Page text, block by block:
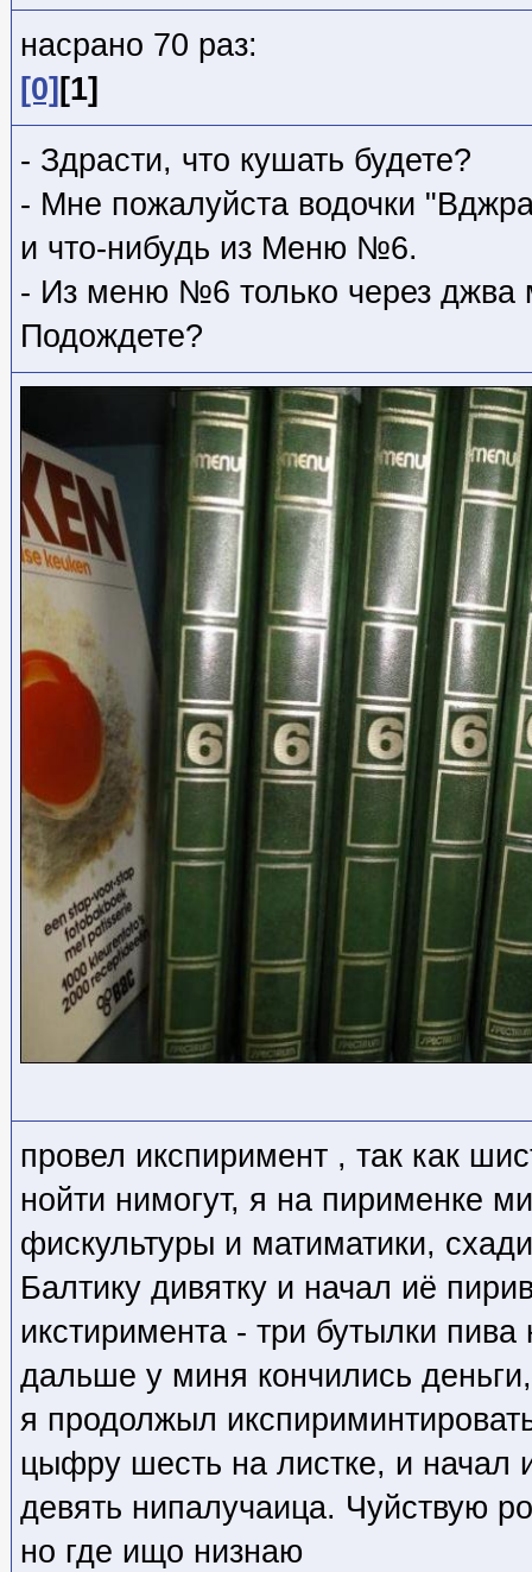
насрано 70 раз:
[0] [1]
- Здрасти, что кушать будете?
- Мне пожалуйста водочки
и что-нибудь из Меню №6.
- Из меню №6 только через джва
Подождете?
провел икспиримент , так как
нойти нимогут, я на пирименке
фискультуры и матиматики,
Балтику дивятку и начал иё
икстиримента - три бутылки
дальше у миня кончились
я продолжыл
цыфру шесть на листке, и начал
девять нипалучаица. Чуйствую
но где ищо низнаю